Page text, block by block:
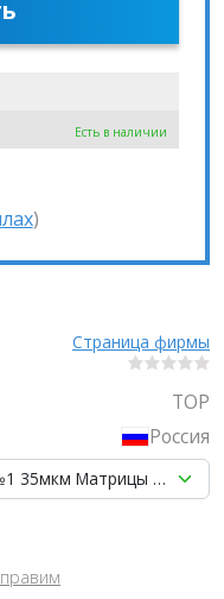
Есть в наличии
)
Страница фирмы
ТОР
Россия
35мкм Матрицы